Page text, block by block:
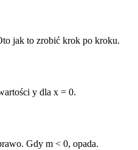
jak to zrobić krok po kroku.
y dla x = 0.
Gdy m < 0, opada.